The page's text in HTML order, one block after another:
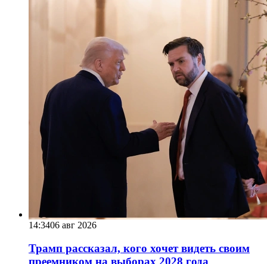
14:3406 авг 2026
Трамп рассказал, кого хочет видеть своим
преемником на выборах 2028 года